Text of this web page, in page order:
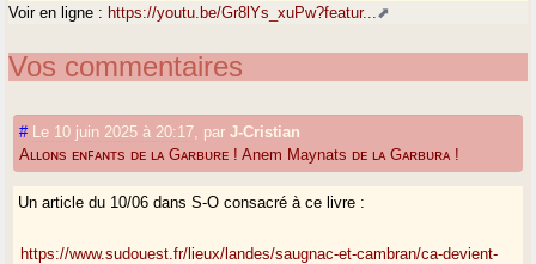
Voir en ligne : https://youtu.be/Gr8lYs_xuPw?featur...
Vos commentaires
# Le 10 juin 2025 à 20:17 parJ-Cristian
Aʟʟᴏɴs ᴇɴꜰᴀɴᴛs ᴅᴇ ʟᴀ Gᴀʀʙᴜʀᴇ ! Anem Maynats ᴅᴇ ʟᴀ Gᴀʀʙᴜʀᴀ !
Un article du 10/06 dans S-O consacré à ce livre :
https://www.sudouest.fr/lieux/landes/saugnac-et-cambran/ca-devient-